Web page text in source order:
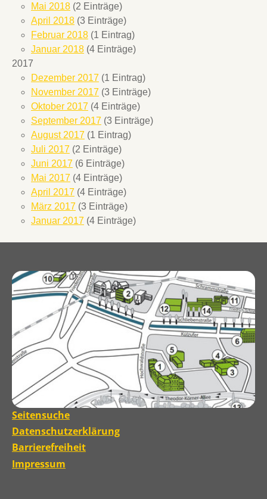
Mai 2018 (2 Einträge)
April 2018 (3 Einträge)
Februar 2018 (1 Eintrag)
Januar 2018 (4 Einträge)
2017
Dezember 2017 (1 Eintrag)
November 2017 (3 Einträge)
Oktober 2017 (4 Einträge)
September 2017 (3 Einträge)
August 2017 (1 Eintrag)
Juli 2017 (2 Einträge)
Juni 2017 (6 Einträge)
Mai 2017 (4 Einträge)
April 2017 (4 Einträge)
März 2017 (3 Einträge)
Januar 2017 (4 Einträge)
Seitensuche
Datenschutzerklärung
Barrierefreiheit
Impressum